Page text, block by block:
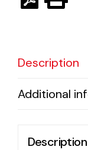
Variety of
Description
Additional
Description